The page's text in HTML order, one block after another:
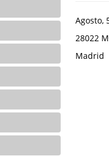
Agosto,
28022
Madrid